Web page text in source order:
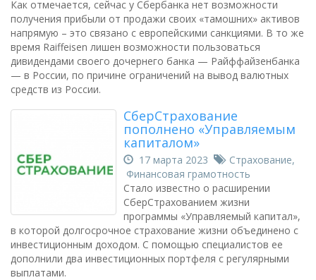
Как отмечается, сейчас у Сбербанка нет возможности
получения прибыли от продажи своих «тамошних» активов
напрямую – это связано с европейскими санкциями. В то же
время Raiffeisen лишен возможности пользоваться
дивидендами своего дочернего банка — Райффайзенбанка
— в России, по причине ограничений на вывод валютных
средств из России.
СберСтрахование
пополнено «Управляемым
капиталом»
17 марта 2023 Страхование,
Финансовая грамотность
Стало известно о расширении
СберСтрахованием жизни
программы «Управляемый капитал»,
в которой долгосрочное страхование жизни объединено с
инвестиционным доходом. С помощью специалистов ее
дополнили два инвестиционных портфеля с регулярными
выплатами.